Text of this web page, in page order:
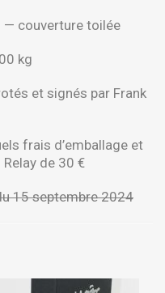
— couverture toilée
kg
et signés par Frank
frais d’emballage et
Relay de 30 €
15 septembre 2024